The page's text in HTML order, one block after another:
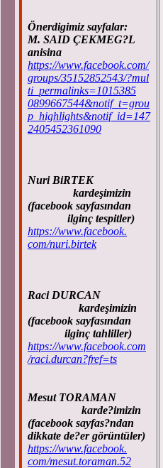
Önerdigimiz sayfalar:
M. SAID ÇEKMEG?L
anisina
https://www.facebook.com/
groups/35152852543/?mul
ti_permalinks=1015385
0899667544&notif_t=grou
p_highlights&notif_id=147
2405452361090
Nuri BiRTEK
kardeşimizin
(facebook sayfasından
ilginç tespitler)
https://www.facebook.
com/nuri.birtek
Raci DURCAN
kardeşimizin
(facebook sayfasından
ilginç tahliller)
https://www.facebook.com
/raci.durcan?fref=ts
Mesut TORAMAN
karde?imizin
(facebook sayfas?ndan
dikkate de?er görüntüler)
https://www.facebook.
com/mesut.toraman.52